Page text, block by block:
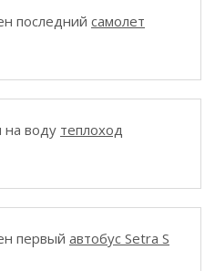
последний самолет
на воду теплоход
первый автобус Setra S